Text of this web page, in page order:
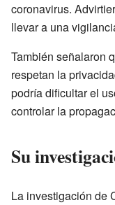
coronavirus.
llevar a una
También señalaron
respetan la
podría dificultar el
controlar la
Su
La investigación de